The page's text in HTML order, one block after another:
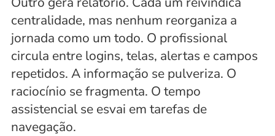
centralidade, mas nenhum reorganiza a
jornada como um todo. O profissional
circula entre logins, telas, alertas e campos
repetidos. A informação se pulveriza. O
raciocínio se fragmenta. O tempo
assistencial se esvai em tarefas de
navegação.